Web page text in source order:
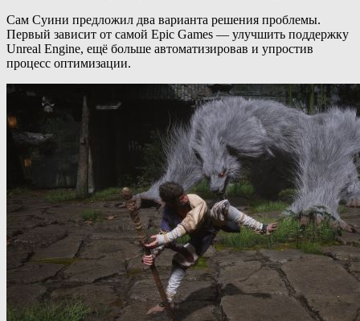
Сам Суини предложил два варианта решения проблемы.
Первый зависит от самой Epic Games — улучшить поддержку
Unreal Engine, ещё больше автоматизировав и упростив
процесс оптимизации.